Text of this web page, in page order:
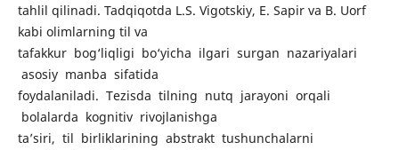
tahlil qilinadi. Tadqiqotda L.S. Vigotskiy, E. Sapir va B. Uorf
kabi olimlarning til va
tafakkur bog‘liqligi bo‘yicha ilgari surgan nazariyalari
asosiy manba sifatida
foydalaniladi. Tezisda tilning nutq jarayoni orqali
bolalarda kognitiv rivojlanishga
ta’siri, til birliklarining abstrakt tushunchalarni